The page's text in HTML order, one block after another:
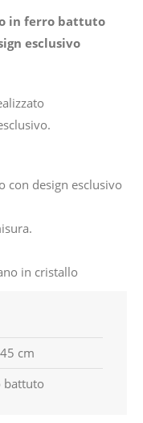
in ferro battuto
esclusivo
con design esclusivo
in cristallo
cm
battuto